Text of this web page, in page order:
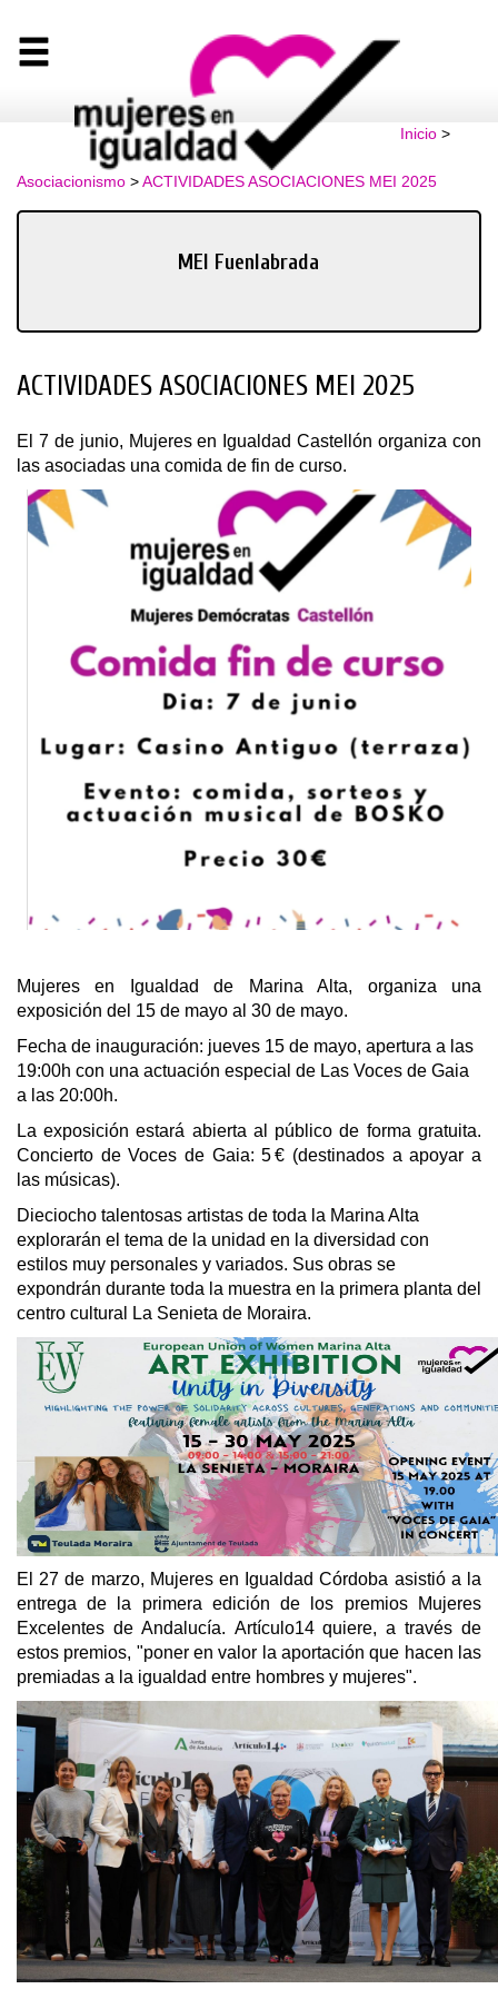
Inicio>
Asociacionismo >ACTIVIDADES ASOCIACIONES MEI 2025
MEI Fuenlabrada
ACTIVIDADES ASOCIACIONES MEI 2025
El 7 de junio, Mujeres en Igualdad Castellón organiza con
las asociadas una comida de fin de curso.
Mujeres en Igualdad de Marina Alta, organiza una
exposición del 15 de mayo al 30 de mayo.
Fecha de inauguración: jueves 15 de mayo, apertura a las
19:00h con una actuación especial de Las Voces de Gaia
a las 20:00h.
La exposición estará abierta al público de forma gratuita.
Concierto de Voces de Gaia: 5 € (destinados a apoyar a
las músicas).
Dieciocho talentosas artistas de toda la Marina Alta
explorarán el tema de la unidad en la diversidad con
estilos muy personales y variados. Sus obras se
expondrán durante toda la muestra en la primera planta del
centro cultural La Senieta de Moraira.
El 27 de marzo, Mujeres en Igualdad Córdoba asistió a la
entrega de la primera edición de los premios Mujeres
Excelentes de Andalucía. Artículo14 quiere, a través de
estos premios, "poner en valor la aportación que hacen las
premiadas a la igualdad entre hombres y mujeres".